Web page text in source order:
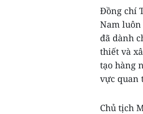
Đồng chí
Nam
đã dành
thiết và
tạo hàng
vực quan
Chủ tịch